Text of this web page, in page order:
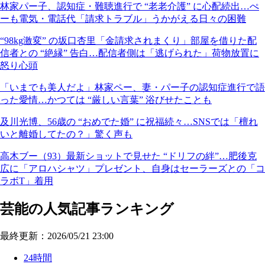
林家パー子、認知症・難聴進行で “老老介護” に心配続出…ぺ
ーも電気・電話代「請求トラブル」うかがえる日々の困難
“98kg激変” の坂口杏里「金請求されまくり」部屋を借りた配
信者との “絶縁” 告白…配信者側は「逃げられた」荷物放置に
怒り心頭
「いまでも美人だよ」林家ペー、妻・パー子の認知症進行で語
った愛情…かつては “厳しい言葉” 浴びせたことも
及川光博、56歳の “おめでた婚” に祝福続々…SNSでは「檀れ
いと離婚してたの？」驚く声も
高木ブー（93）最新ショットで見せた “ドリフの絆”…肥後克
広に「アロハシャツ」プレゼント、自身はセーラーズとの「コ
ラボT」着用
芸能の人気記事ランキング
最終更新：2026/05/21 23:00
24時間